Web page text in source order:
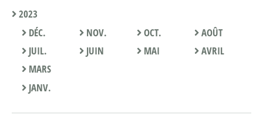
2023
DÉC.
NOV. OCT.
AOÛT
JUIL.
JUIN MAI
AVRIL
MARS
JANV.